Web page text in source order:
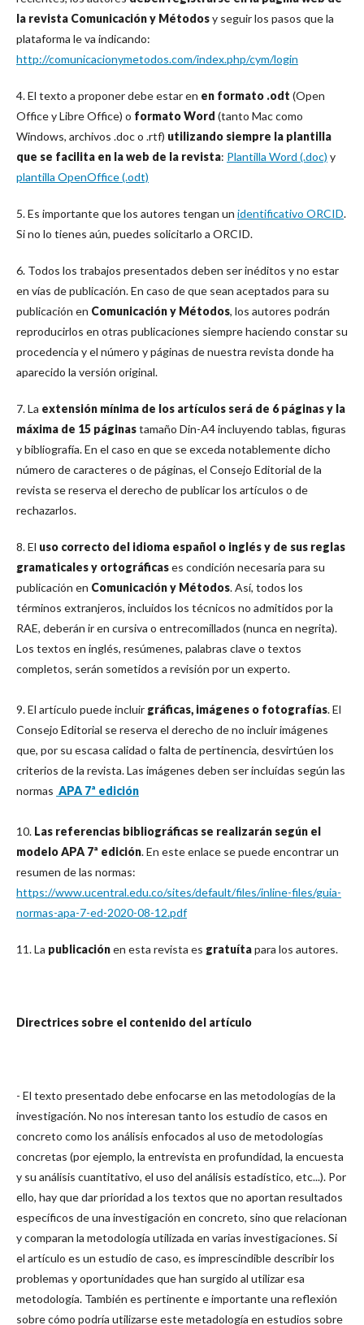
la revista Comunicación y Métodosy seguir los pasos que la
plataforma le va indicando:
http://comunicacionymetodos.com/index.php/cym/login
4. El texto a proponer debe estar en en formato .odt (Open
Office y Libre Office) o formato Word (tanto Mac como
Windows, archivos .doc o .rtf) utilizando siempre la plantilla
que se facilita en la web de la revista: Plantilla Word (.doc) y
plantilla OpenOffice (.odt)
5. Es importante que los autores tengan un identificativo ORCID.
Si no lo tienes aún, puedes solicitarlo a ORCID.
6. Todos los trabajos presentados deben ser inéditos y no estar
en vías de publicación. En caso de que sean aceptados para su
publicación en Comunicación y Métodos, los autores podrán
reproducirlos en otras publicaciones siempre haciendo constar su
procedencia y el número y páginas de nuestra revista donde ha
aparecido la versión original.
7. La extensión mínima de los artículos será de 6 páginas y la
máxima de 15 páginastamaño Din-A4 incluyendo tablas, figuras
y bibliografía. En el caso en que se exceda notablemente dicho
número de caracteres o de páginas, el Consejo Editorial de la
revista se reserva el derecho de publicar los artículos o de
rechazarlos.
8. El uso correcto del idioma español o inglés y de sus reglas
gramaticales y ortográficases condición necesaria para su
publicación en Comunicación y Métodos. Así, todos los
términos extranjeros, incluidos los técnicos no admitidos por la
RAE, deberán ir en cursiva o entrecomillados (nunca en negrita).
Los textos en inglés, resúmenes, palabras clave o textos
completos, serán sometidos a revisión por un experto.
9. El artículo puede incluir gráficas, imágenes o fotografías. El
Consejo Editorial se reserva el derecho de no incluir imágenes
que, por su escasa calidad o falta de pertinencia, desvirtúen los
criterios de la revista. Las imágenes deben ser incluídas según las
normas APA 7ª edición
10. Las referencias bibliográficas se realizarán según el
modelo APA 7ª edición. En este enlace se puede encontrar un
resumen de las normas:
https://www.ucentral.edu.co/sites/default/files/inline-files/guia-
normas-apa-7-ed-2020-08-12.pdf
11. La publicaciónen esta revista es gratuítapara los autores.
Directrices sobre el contenido del artículo
- El texto presentado debe enfocarse en las metodologías de la
investigación. No nos interesan tanto los estudio de casos en
concreto como los análisis enfocados al uso de metodologías
concretas (por ejemplo, la entrevista en profundidad, la encuesta
y su análisis cuantitativo, el uso del análisis estadístico, etc...). Por
ello, hay que dar prioridad a los textos que no aportan resultados
específicos de una investigación en concreto, sino que relacionan
y comparan la metodología utilizada en varias investigaciones. Si
el artículo es un estudio de caso, es imprescindible describir los
problemas y oportunidades que han surgido al utilizar esa
metodología. También es pertinente e importante una reflexión
sobre cómo podría utilizarse este metadología en estudios sobre